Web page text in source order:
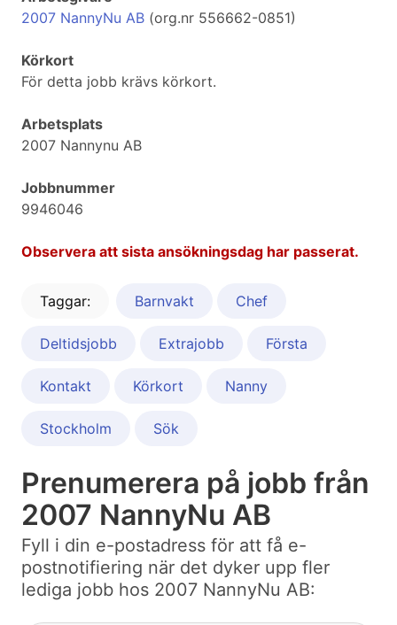
2007 NannyNu AB (org.nr 556662-0851)
Körkort
För detta jobb krävs körkort.
Arbetsplats
2007 Nannynu AB
Jobbnummer
9946046
Observera att sista ansökningsdag har passerat.
Taggar: Barnvakt Chef
Deltidsjobb Extrajobb Första
Kontakt Körkort Nanny
Stockholm Sök
Prenumerera på jobb från
2007 NannyNu AB
Fyll i din e-postadress för att få e-
postnotifiering när det dyker upp fler
lediga jobb hos 2007 NannyNu AB: